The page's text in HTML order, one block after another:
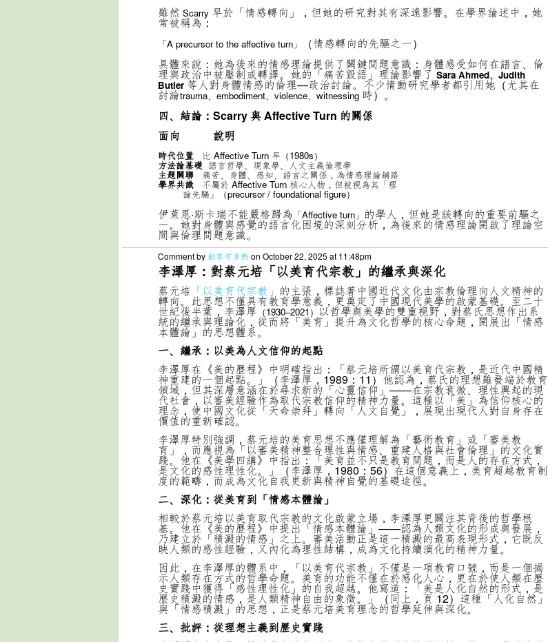
雖然 Scarry 早於「情感轉向」，但她的研究對其有深遠影響。在學界論述中，她
常被稱為：
「A precursor to the affective turn」
（情感轉向的先驅之一）
具體來說：她為後來的情感理論提供了關鍵問題意識：身體感受如何在語言、倫
理與政治中被壓制或轉譯。她的「痛苦毀語」理論影響了Sara Ahmed、Judith
Butler等人對身體情感的倫理—政治討論。不少情動研究學者都引用她（尤其在
討論trauma、embodiment、violence、witnessing 時）。
四、結論：Scarry 與 Affective Turn 的關係
面向 說明
時代位置 比 Affective Turn 早（1980s）
方法論基礎 語言哲學、現象學、人文主義倫理學
主題關聯痛苦、身體、感知、語言之關係，為情感理論鋪路
學界共識 不屬於 Affective Turn 核心人物，但被視為其「理
論先驅」（precursor / foundational figure）
伊萊恩·斯卡瑞不能嚴格歸為 「Affective turn」 的學人，但她是該轉向的重要前驅之
一。她對身體與感覺的語言化困境的深刻分析，為後來的情感理論開啟了理論空
間與倫理問題意識。
Comment by 創客有多熱 on October 22, 2025 at 11:48pm
李澤厚：對蔡元培「以美育代宗教」的繼承與深化
蔡元培 「以美育代宗教」 的主張，標誌著中國近代文化由宗教倫理向人文精神的
轉向。此思想不僅具有教育學意義，更奠定了中國現代美學的啟蒙基礎。至二十
世紀後半葉，李澤厚 （1930–2021） 以哲學與美學的雙重視野，對蔡氏思想作出系
統的繼承與理論化，從而將「美育」提升為文化哲學的核心命題，開展出「情感
本體論」的思想體系。
一、繼承：以美為人文信仰的起點
李澤厚在《美的歷程》中明確指出：「蔡元培所謂以美育代宗教，是近代中國精
神重建的一個起點。」（李澤厚，1989：11）他認為，蔡氏的理想雖發端於教育
領域，但其深層意涵在於尋求新的「心靈信仰」——在宗教衰微、理性興起的現
代社會，以審美經驗作為取代宗教信仰的精神力量。這種以「美」為信仰核心的
理念，使中國文化從「天命崇拜」轉向「人文自覺」，展現出現代人對自身存在
價值的重新確認。
李澤厚特別強調，蔡元培的美育思想不應僅理解為「藝術教育」或「審美教
育」，而應視為「以審美精神整合理性與情感、重建人格與社會倫理」的文化實
踐。他在《美學四講》中指出：「美育並不只是教育問題，而是人的存在方式，
是文化的感性理性化。」（李澤厚，1980：56）在這個意義上，美育超越教育制
度的範疇，而成為文化自我更新與精神自覺的基礎途徑。
二、深化：從美育到「情感本體論」
相較於蔡元培以美育取代宗教的文化啟蒙立場，李澤厚更關注其背後的哲學根
基。他在《美的歷程》中提出「情感本體論」——認為人類文化的形成與發展，
乃建立於「積澱的情感」之上。審美活動正是這一積澱的最高表現形式，它既反
映人類的感性經驗，又內化為理性結構，成為文化持續演化的精神力量。
因此，在李澤厚的體系中，「以美育代宗教」不僅是一項教育口號，而是一個揭
示人類存在方式的哲學命題。美育的功能不僅在於感化人心，更在於使人類在歷
史實踐中獲得「感性理性化」的自我超越。他寫道：「美是人化自然的形式，是
歷史積澱的情感，是人類精神自由的象徵。」（同上，頁 12）這種「人化自然」
與「情感積澱」的思想，正是蔡元培美育理念的哲學延伸與深化。
三、批評：從理想主義到歷史實踐